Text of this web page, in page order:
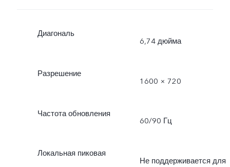
Диагональ
6,74 дюйма
Разрешение
1600 × 720
Частота обновления
60/90 Гц
Локальная пиковая
Не поддерживается для